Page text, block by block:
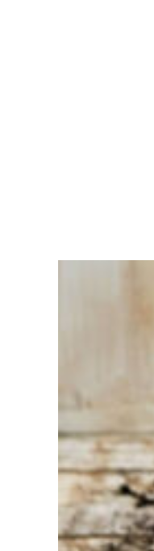
Bij Sneeboer
staan we altijd
klaar om een
Schroom je